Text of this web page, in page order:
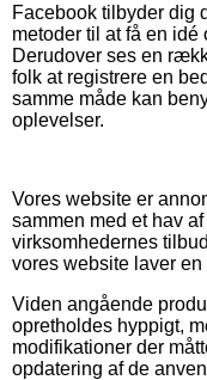
Facebook tilbyder dig
metoder til at få en
Derudover ses en
folk at registrere en
samme måde kan
oplevelser.
Vores website er
sammen med et hav
virksomhedernes
vores website laver en
Viden angående
opretholdes hyppigt,
modifikationer der
opdatering af de